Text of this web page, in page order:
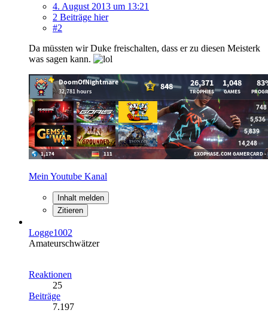
4. August 2013 um 13:21
2 Beiträge hier
#2
Da müssten wir Duke freischalten, dass er zu diesen Meisterk
was sagen kann.
Mein Youtube Kanal
Inhalt melden
Zitieren
Logge1002
Amateurschwätzer
Reaktionen
25
Beiträge
7.197